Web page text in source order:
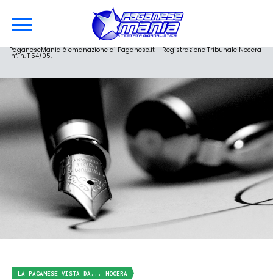
PaganeseMania è emanazione di Paganese.it - Registrazione Tribunale Nocera
Inf. n. 1154/05.
LA PAGANESE VISTA DA... NOCERA